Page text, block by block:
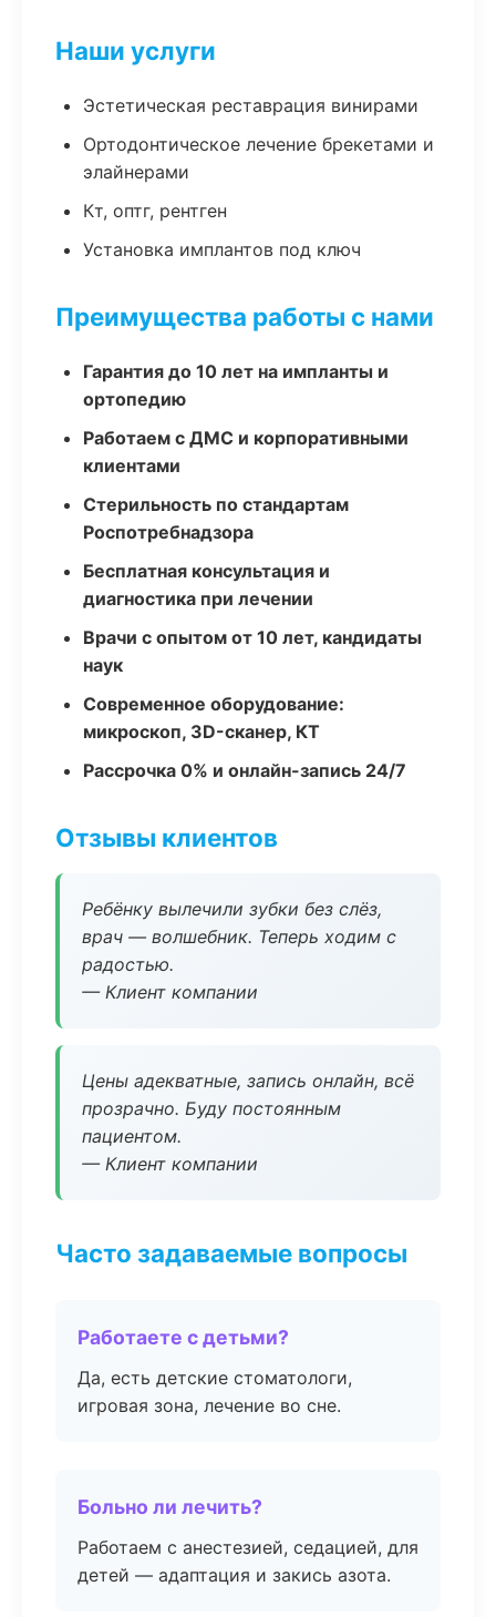
Наши услуги
Эстетическая реставрация винирами
Ортодонтическое лечение брекетами и
элайнерами
Кт, оптг, рентген
Установка имплантов под ключ
Преимущества работы с нами
Гарантия до 10 лет на импланты и
ортопедию
Работаем с ДМС и корпоративными
клиентами
Стерильность по стандартам
Роспотребнадзора
Бесплатная консультация и
диагностика при лечении
Врачи с опытом от 10 лет, кандидаты
наук
Современное оборудование:
микроскоп, 3D-сканер, КТ
Рассрочка 0% и онлайн-запись 24/7
Отзывы клиентов
Ребёнку вылечили зубки без слёз,
врач — волшебник. Теперь ходим с
радостью.
— Клиент компании
Цены адекватные, запись онлайн, всё
прозрачно. Буду постоянным
пациентом.
— Клиент компании
Часто задаваемые вопросы
Работаете с детьми?
Да, есть детские стоматологи,
игровая зона, лечение во сне.
Больно ли лечить?
Работаем с анестезией, седацией, для
детей — адаптация и закись азота.